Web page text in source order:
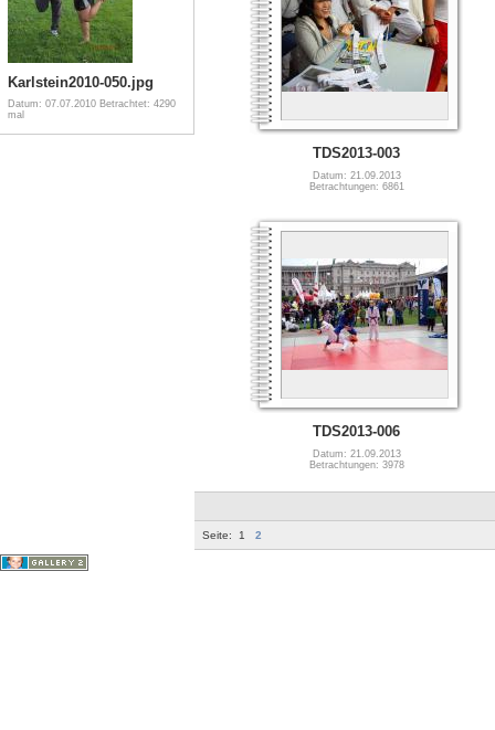
Karlstein2010-050.jpg
Datum: 07.07.2010 Betrachtet: 4290
mal
TDS2013-003
Datum: 21.09.2013
Betrachtungen: 6861
TDS2013-006
Datum: 21.09.2013
Betrachtungen: 3978
Seite: 1 2